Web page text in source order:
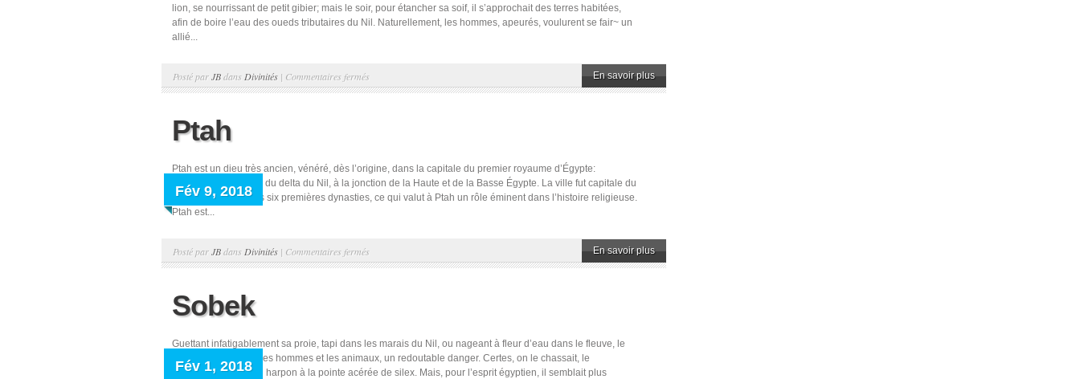
lion, se nourrissant de petit gibier; mais le soir, pour étancher sa soif, il s’approchait des terres habitées,
afin de boire l’eau des oueds tributaires du Nil. Naturellement, les hommes, apeurés, voulurent se fair~ un
allié...
Posté parJBdans Divinités | Commentaires fermés
Sekhmet,
En savoir plus
Ptah
Fév 9, 2018
Ptah est un dieu très ancien, vénéré, dès l’origine, dans la capitale du premier royaume d’Égypte:
Memphis, à la pointe du delta du Nil, à la jonction de la Haute et de la Basse Égypte. La ville fut capitale du
royaume pendant les six premières dynasties, ce qui valut à Ptah un rôle éminent dans l’histoire religieuse.
Ptah est...
Posté parJBdans Divinités | Commentaires fermés
Ptah
En savoir plus
Sobek
Fév 1, 2018
Guettant infatigablement sa proie, tapi dans les marais du Nil, ou nageant à fleur d’eau dans le fleuve, le
crocodile était, pour les hommes et les animaux, un redoutable danger. Certes, on le chassait, le
transperçant avec un harpon à la pointe acérée de silex. Mais, pour l’esprit égyptien, il semblait plus